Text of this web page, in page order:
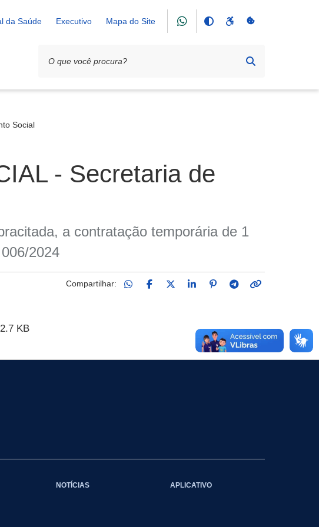
da Saúde Executivo Mapa do Site
Social
- Secretaria de
a contratação temporária de 1
2024
Compartilhar:
KB
NOTÍCIAS APLICATIVO